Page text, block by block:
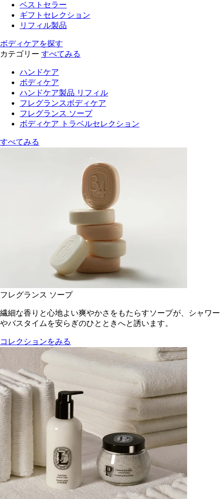
ベストセラー
ギフトセレクション
リフィル製品
ボディケアを探す
カテゴリー すべてみる
ハンドケア
ボディケア
ハンドケア製品 リフィル
フレグランスボディケア
フレグランス ソープ
ボディケア トラベルセレクション
すべてみる
フレグランス ソープ
繊細な香りと心地よい爽やかさをもたらすソープが、シャワー
やバスタイムを安らぎのひとときへと誘います。
コレクションをみる